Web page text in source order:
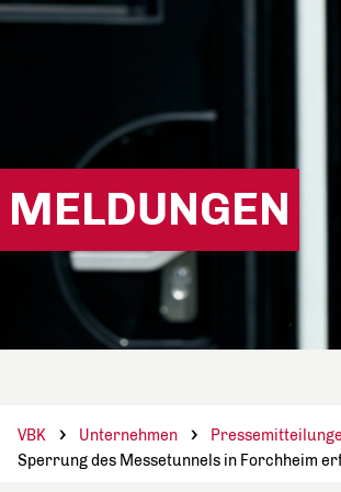
MELDUNGEN
VBK Unternehmen
Sperrung des Messetunnels in Forchheim